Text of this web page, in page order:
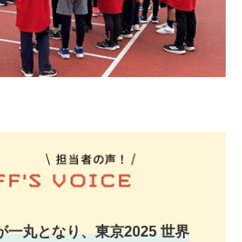
一丸となり、東京2025 世界